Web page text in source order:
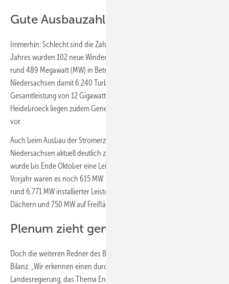
Gute Ausbauzahlen für 2023
Immerhin: Schlecht sind die Zahlen nicht. Bis Ende Oktober dieses
Jahres wurden 102 neue Windenergieanlagen mit einer Leistung von
rund 489 Megawatt (MW) in Betrieb genommen. Insgesamt gibt es in
Niedersachsen damit 6.240 Turbinen an Land mit einer
Gesamtleistung von 12 Gigawatt (GW). Laut LEE-Vorsitzender Bärbel
Heidebroeck liegen zudem Genehmigungen für 853 MW Windenergie
vor.
Auch beim Ausbau der Stromerzeugung aus Sonnenenergie habe
Niedersachsen aktuell deutlich zugelegt, lobte Meyer. In diesem Jahr
wurde bis Ende Oktober eine Leistung von 1.156 MW installiert, im
Vorjahr waren es noch 615 MW. Insgesamt liegt Niedersachsen bei
rund 6.771 MW installierter Leistung, davon knapp 6.000 MW auf
Dächern und 750 MW auf Freiflächen.
Plenum zieht gemischte Bilanz
Doch die weiteren Redner des Branchentages zogen eine gemischte
Bilanz. „Wir erkennen einen durchaus positiven Willen bei der
Landesregierung, das Thema Energiewende voranzubringen. Aber